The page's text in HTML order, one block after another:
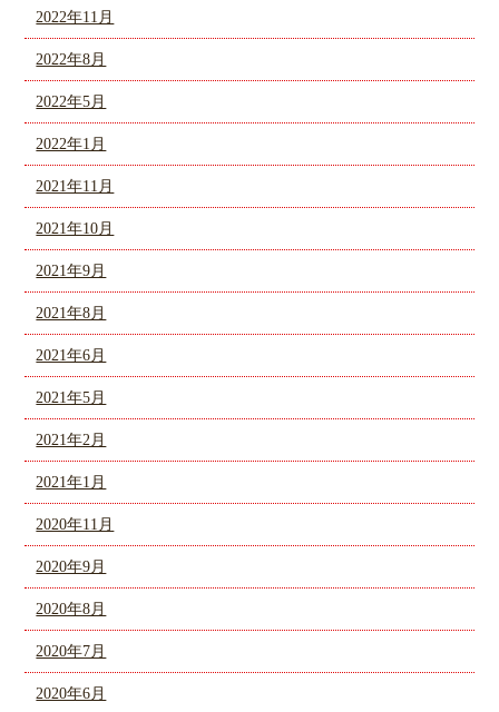
2022年11月
2022年8月
2022年5月
2022年1月
2021年11月
2021年10月
2021年9月
2021年8月
2021年6月
2021年5月
2021年2月
2021年1月
2020年11月
2020年9月
2020年8月
2020年7月
2020年6月